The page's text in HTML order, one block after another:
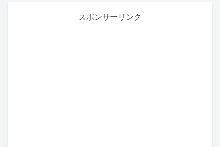
スポンサーリンク